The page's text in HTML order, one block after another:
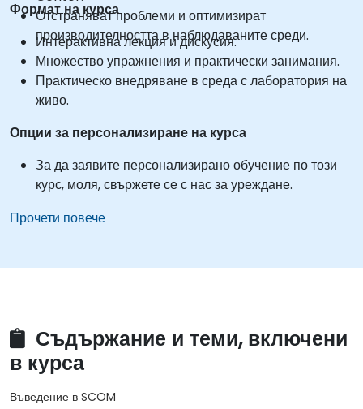
Отстраняват проблеми и оптимизират
производителността в наблюдаваните среди.
Формат на курса
Интерактивна лекция и дискусия.
Множество упражнения и практически занимания.
Практическо внедряване в среда с лаборатория на
живо.
Опции за персонализиране на курса
За да заявите персонализирано обучение по този
курс, моля, свържете се с нас за уреждане.
Прочети повече
Съдържание и теми, включени
в курса
Въведение в SCOM